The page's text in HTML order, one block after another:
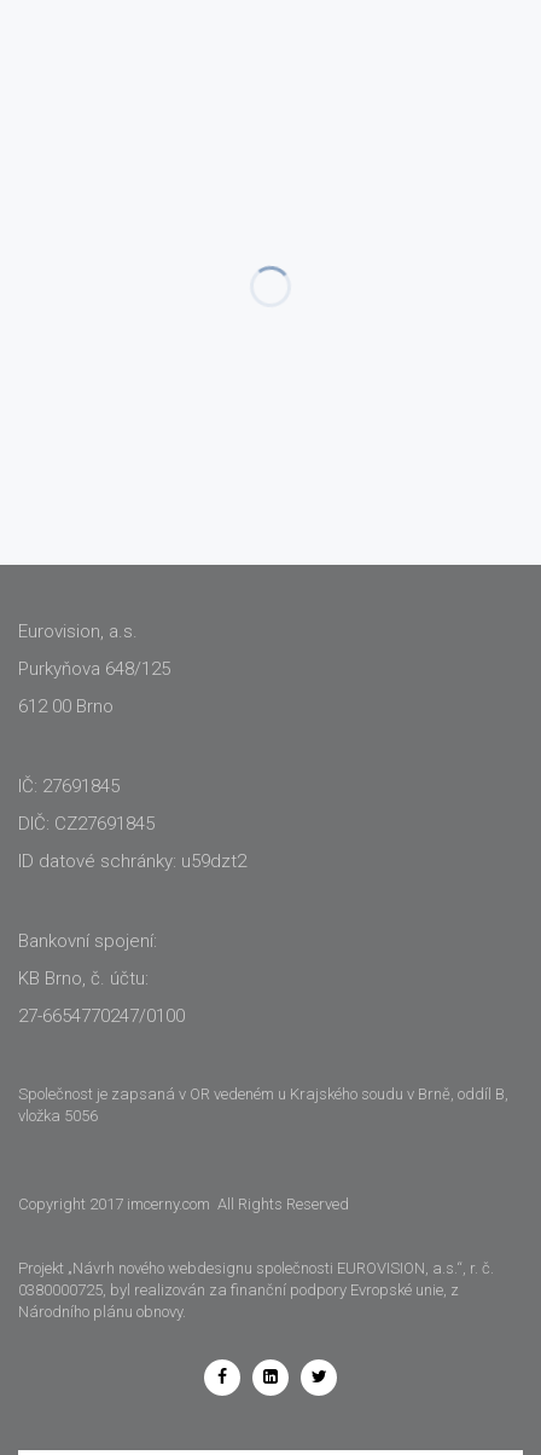
Eurovision, a.s.
Purkyňova 648/125
612 00 Brno
IČ: 27691845
DIČ: CZ27691845
ID datové schránky: u59dzt2
Bankovní spojení:
KB Brno, č. účtu:
27-6654770247/0100
Společnost je zapsaná v OR vedeném u Krajského soudu v Brně, oddíl B,
vložka 5056
Copyright 2017 imcerny.com All Rights Reserved
Projekt „Návrh nového webdesignu společnosti EUROVISION, a.s.“, r. č.
0380000725, byl realizován za finanční podpory Evropské unie, z
Národního plánu obnovy.